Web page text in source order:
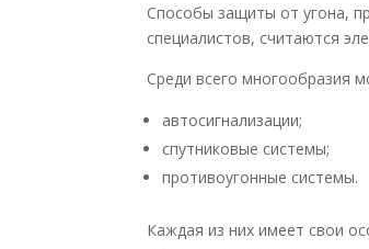
Способы защиты от угона,
специалистов, считаются
Среди всего многообразия
автосигнализации;
спутниковые системы;
противоугонные системы.
Каждая из них имеет свои